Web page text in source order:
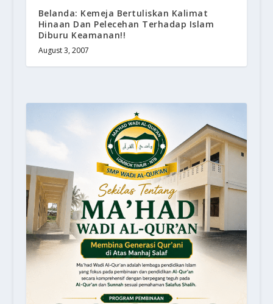
Belanda: Kemeja Bertuliskan Kalimat
Hinaan Dan Pelecehan Terhadap Islam
Diburu Keamanan!!
August 3, 2007